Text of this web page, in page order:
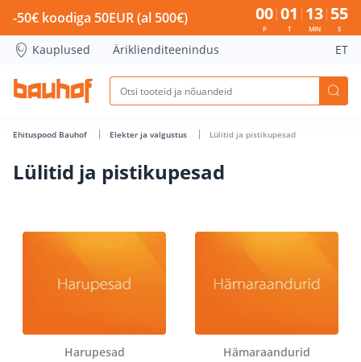
Lülitid ja pistikupesad - Bauhof has loaded
-50€ koodiga 50EUR (al 500€) 00
P
01
T
13
MIN
54
S
Kauplused Äriklienditeenindus ET
Ehituspood Bauhof Elekter ja valgustus Lülitid ja pistikupesad
Lülitid ja pistikupesad
Harupesad Hämaraandurid